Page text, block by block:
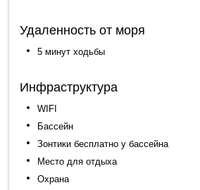
Удаленность от моря
5 минут ходьбы
Инфраструктура
WIFI
Бассейн
Зонтики бесплатно у бассейна
Место для отдыха
Охрана